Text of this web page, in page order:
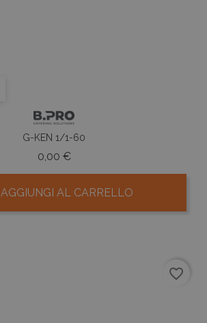
G-KEN 1/1-60
0,00 €Prezzo
AGGIUNGI AL CARRELLO
favorite_border